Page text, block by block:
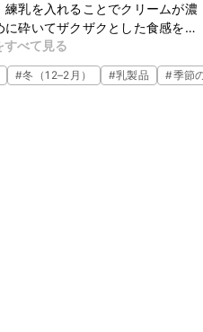
乳を入れることでクリームが濃
砕いてザクザクとした食感を楽
ネチーズの代わりにクリーム
カルポーネを使用したほうがより
ンプルで簡単に作れるので、ぜひ
すべて見る
#冬（12–2月） #乳製品 #季節